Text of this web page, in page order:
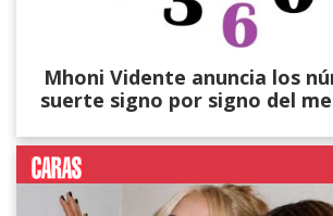
Mhoni Vidente anuncia los
suerte signo por signo del